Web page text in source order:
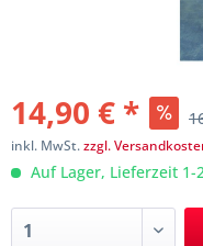
14,90 € *
inkl. MwSt.zzgl.
Auf Lager, Lieferzeit 1-